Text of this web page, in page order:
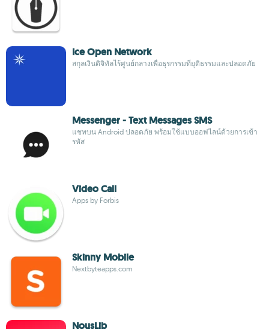
Ice Open Network
สกุลเงินดิจิทัลไร้ศูนย์กลางเพื่อธุรกรรมที่ยุติธรรมและปลอดภัย
Messenger - Text Messages SMS
แชทบน Android ปลอดภัย พร้อมใช้แบบออฟไลน์ด้วยการเข้า
รหัส
Video Call
Apps by Forbis
Skinny Mobile
Nextbyteapps.com
NousLib